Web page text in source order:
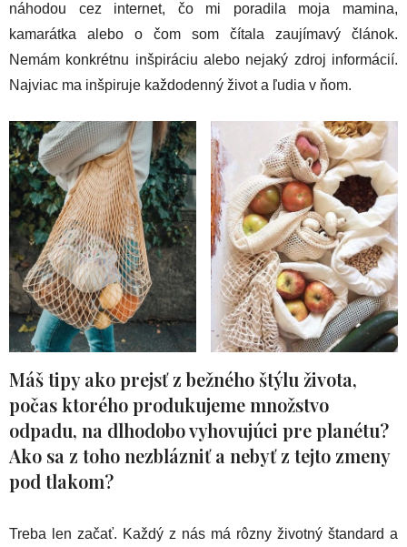
náhodou cez internet, čo mi poradila moja mamina,
kamarátka alebo o čom som čítala zaujímavý článok.
Nemám konkrétnu inšpiráciu alebo nejaký zdroj informácií.
Najviac ma inšpiruje každodenný život a ľudia v ňom.
Máš tipy ako prejsť z bežného štýlu života,
počas ktorého produkujeme množstvo
odpadu, na dlhodobo vyhovujúci pre planétu?
Ako sa z toho nezblázniť a nebyť z tejto zmeny
pod tlakom?
Treba len začať. Každý z nás má rôzny životný štandard a